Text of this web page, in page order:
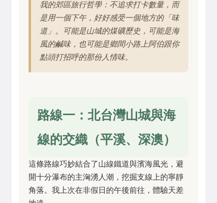
我的郊區旅行哲學：不追求打卡數量，而
是用一個下午，好好感受一個地方的「味
道」。可能是山城的煤礦歷史，可能是海
風的鹹味，也可能是鄉間小路上阿伯跟你
點頭打招呼的那份人情味。
路線一：北台灣山城與海
線的交織（平溪、深澳）
這條路線巧妙結合了山線鐵道與濱海風光，避
開十分瀑布的主洶湧人潮，挖掘支線上的寧靜
角落。我上次在非假日的午後前往，體驗天差